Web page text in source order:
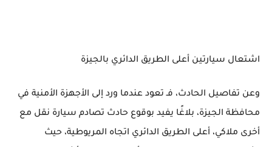
اشتعال سيارتين أعلى الطريق الدائري بالجيزة
وعن تفاصيل الحادث، فـ تعود عندما ورد إلى الأجهزة الأمنية في
محافظة الجيزة، بلاغًا يفيد بوقوع حادث تصادم سيارة نقل مع
أخرى ملاكي، أعلى الطريق الدائري اتجاه المريوطية، حيث